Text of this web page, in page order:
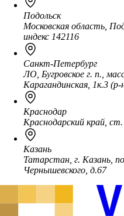
Подольск
Московская область,
индекс 142116
Санкт-Петербург
ЛО, Бугровское г. п.,
Карагандинская, 1к.3
Краснодар
Краснодарский край,
Казань
Татарстан, г. Казань,
Чернышевского, д.67